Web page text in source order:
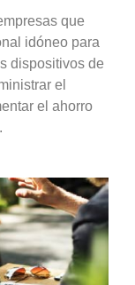
que
idóneo para
dispositivos de
el
el ahorro